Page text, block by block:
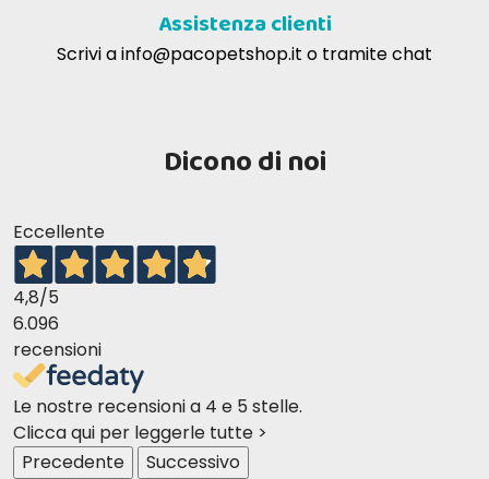
Assistenza clienti
Scrivi ainfo@pacopetshop.it o tramite chat
Dicono di noi
Eccellente
4,8/5
6.096
recensioni
Le nostre recensioni a 4 e 5 stelle.
Clicca qui per leggerle tutte >
Precedente
Successivo